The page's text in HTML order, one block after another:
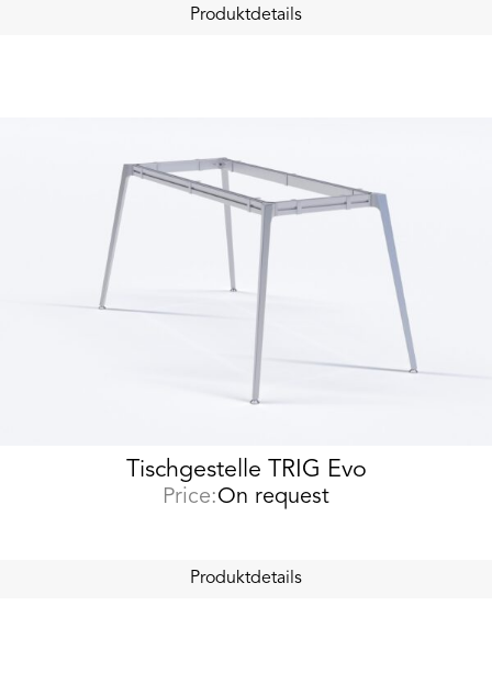
Produktdetails
Tischgestelle TRIG Evo
Price:On request
Produktdetails